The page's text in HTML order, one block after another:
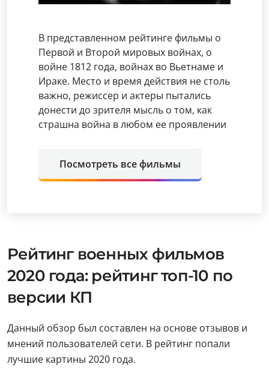
В представленном рейтинге фильмы о
Первой и Второй мировых войнах, о
войне 1812 года, войнах во Вьетнаме и
Ираке. Место и время действия не столь
важно, режиссер и актеры пытались
донести до зрителя мысль о том, как
страшна война в любом ее проявлении
Посмотреть все фильмы
Рейтинг военных фильмов
2020 года: рейтинг топ-10 по
версии КП
Данный обзор был составлен на основе отзывов и
мнений пользователей сети. В рейтинг попали
лучшие картины 2020 года.